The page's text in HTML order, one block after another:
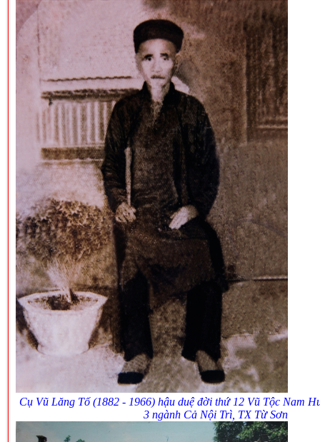
Cụ Vũ Lăng Tố (1882 - 1966) hậu duệ đời thứ 12 Vũ Tộc Nam
3 ngành Cả Nội Trì, TX Từ Sơn